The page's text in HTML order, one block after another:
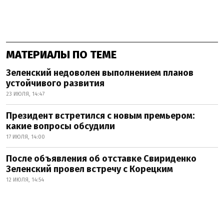
МАТЕРИАЛЫ ПО ТЕМЕ
Зеленский недоволен выполнением планов
устойчивого развития
23 ИЮЛЯ, 14:47
Президент встретился с новым премьером:
какие вопросы обсудили
17 ИЮЛЯ, 14:00
После объявления об отставке Свириденко
Зеленский провел встречу с Корецким
12 ИЮЛЯ, 14:54